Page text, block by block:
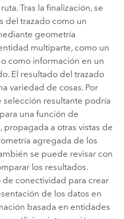
Tras la finalización, se
del trazado como un
geometría
multiparte, como un
como información en un
El resultado del trazado
variedad de cosas. Por
resultante podría
una función de
a otras vistas de
agregada de los
se puede revisar con
los resultados.
conectividad para crear
de los datos en
basada en entidades